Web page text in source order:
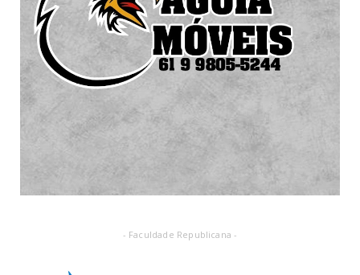
- Faculdade Republicana -